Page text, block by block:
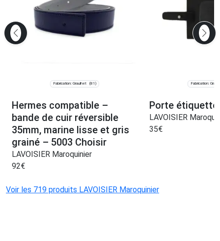
Fabrication: Graulhet (81)
Hermes compatible –
bande de cuir réversible
35mm, marine lisse et gris
grainé – 5003 Choisir
LAVOISIER Maroquinier
92€
Fabrication:
Porte étiquette
LAVOISIER
35€
Voir les 719 produits LAVOISIER Maroquinier